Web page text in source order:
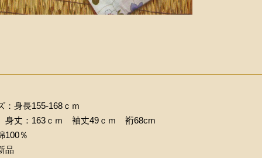
：身長155-168ｃｍ
身丈：163ｃｍ 袖丈49ｃｍ 裄68cm
100％
品